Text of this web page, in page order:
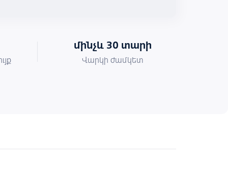
մինչև 30 տարի
Վարկի ժամկետ